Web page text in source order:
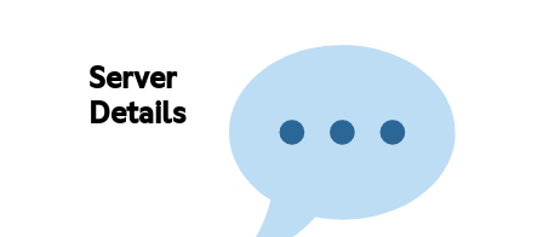
Server
Details